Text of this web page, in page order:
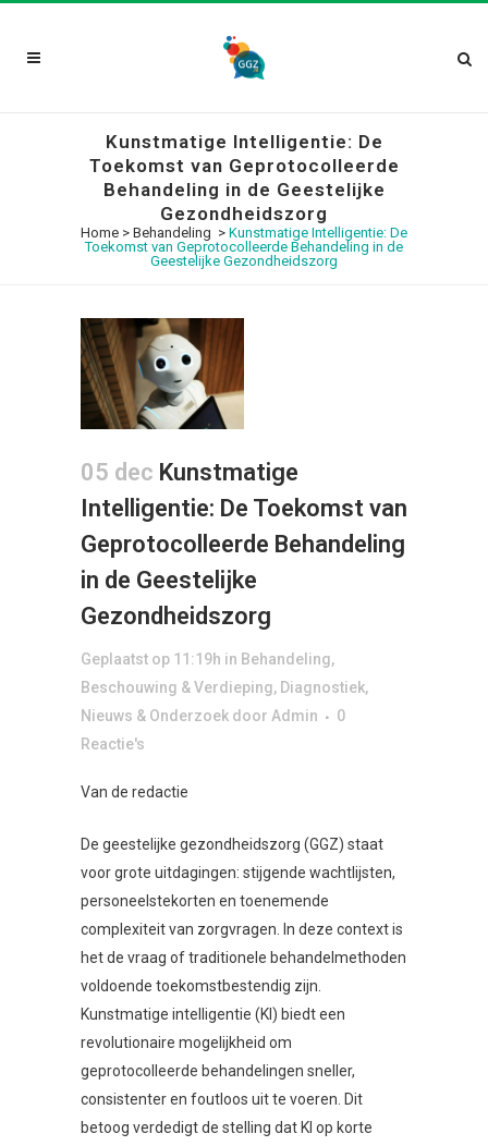
Kunstmatige Intelligentie: De
Toekomst van Geprotocolleerde
Behandeling in de Geestelijke
Gezondheidszorg
Home > Behandeling > Kunstmatige Intelligentie: De
Toekomst van Geprotocolleerde Behandeling in de
Geestelijke Gezondheidszorg
05 dec Kunstmatige
Intelligentie: De Toekomst van
Geprotocolleerde Behandeling
in de Geestelijke
Gezondheidszorg
Geplaatst op 11:19h in Behandeling,
Beschouwing & Verdieping, Diagnostiek,
Nieuws & Onderzoek door Admin
0
Reactie's
Van de redactie
De geestelijke gezondheidszorg (GGZ) staat
voor grote uitdagingen: stijgende wachtlijsten,
personeelstekorten en toenemende
complexiteit van zorgvragen. In deze context is
het de vraag of traditionele behandelmethoden
voldoende toekomstbestendig zijn.
Kunstmatige intelligentie (KI) biedt een
revolutionaire mogelijkheid om
geprotocolleerde behandelingen sneller,
consistenter en foutloos uit te voeren. Dit
betoog verdedigt de stelling dat KI op korte